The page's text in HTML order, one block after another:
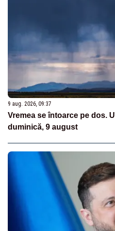
9 aug. 2026, 09:37
Vremea se întoarce pe dos.
duminică, 9 august